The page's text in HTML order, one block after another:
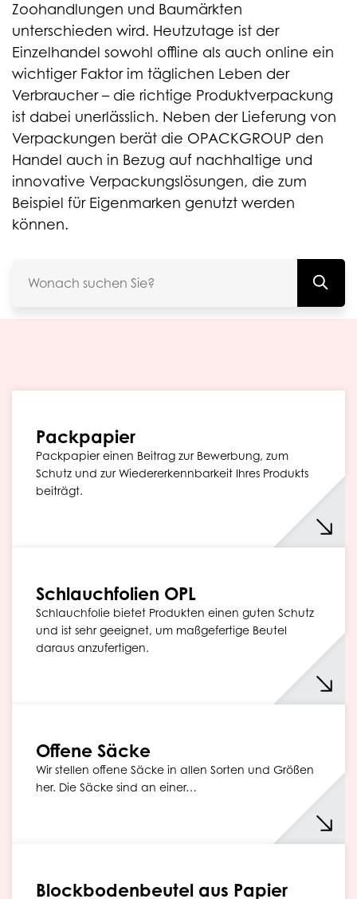
Zoohandlungen und Baumärkten
unterschieden wird. Heutzutage ist der
Einzelhandel sowohl offline als auch online ein
wichtiger Faktor im täglichen Leben der
Verbraucher – die richtige Produktverpackung
ist dabei unerlässlich. Neben der Lieferung von
Verpackungen berät die OPACKGROUP den
Handel auch in Bezug auf nachhaltige und
innovative Verpackungslösungen, die zum
Beispiel für Eigenmarken genutzt werden
können.
Packpapier
Packpapier einen Beitrag zur Bewerbung, zum
Schutz und zur Wiedererkennbarkeit Ihres Produkts
beiträgt.
Schlauchfolien OPL
Schlauchfolie bietet Produkten einen guten Schutz
und ist sehr geeignet, um maßgefertige Beutel
daraus anzufertigen.
Offene Säcke
Wir stellen offene Säcke in allen Sorten und Größen
her. Die Säcke sind an einer…
Blockbodenbeutel aus Papier